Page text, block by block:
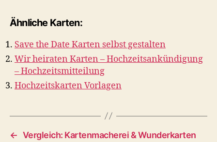
Ähnliche Karten:
Save the Date Karten selbst gestalten
Wir heiraten Karten – Hochzeitsankündigung
– Hochzeitsmitteilung
Hochzeitskarten Vorlagen
← Vergleich: Kartenmacherei & Wunderkarten